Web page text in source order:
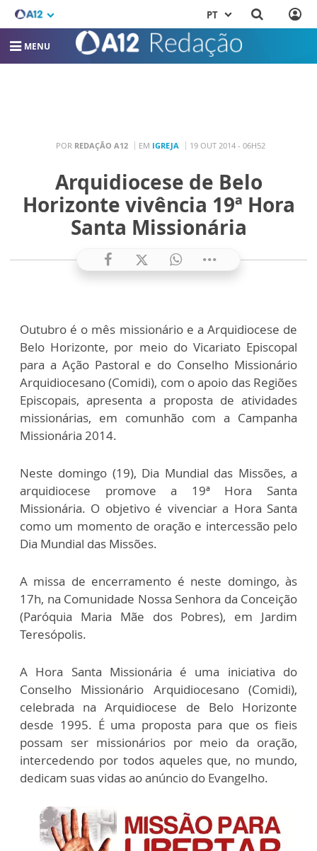
PT
MENU
POR REDAÇÃO A12 EM IGREJA 19 OUT 2014 - 06H52
Arquidiocese de Belo
Horizonte vivência 19ª Hora
Santa Missionária
Outubro é o mês missionário e a Arquidiocese de
Belo Horizonte, por meio do Vicariato Episcopal
para a Ação Pastoral e do Conselho Missionário
Arquidiocesano (Comidi), com o apoio das Regiões
Episcopais, apresenta a proposta de atividades
missionárias, em comunhão com a Campanha
Missionária 2014.
Neste domingo (19), Dia Mundial das Missões, a
arquidiocese promove a 19ª Hora Santa
Missionária. O objetivo é vivenciar a Hora Santa
como um momento de oração e intercessão pelo
Dia Mundial das Missões.
A missa de encerramento é neste domingo, às
17h, na Comunidade Nossa Senhora da Conceição
(Paróquia Maria Mãe dos Pobres), em Jardim
Teresópolis.
A Hora Santa Missionária é uma iniciativa do
Conselho Missionário Arquidiocesano (Comidi),
celebrada na Arquidiocese de Belo Horizonte
desde 1995. É uma proposta para que os fieis
possam ser missionários por meio da oração,
intercedendo por todos aqueles que, no mundo,
dedicam suas vidas ao anúncio do Evangelho.